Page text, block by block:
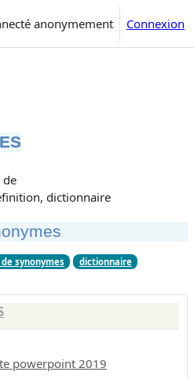
anonymement Connexion
de
dictionnaire
synonymes
dictionnaire
powerpoint 2019